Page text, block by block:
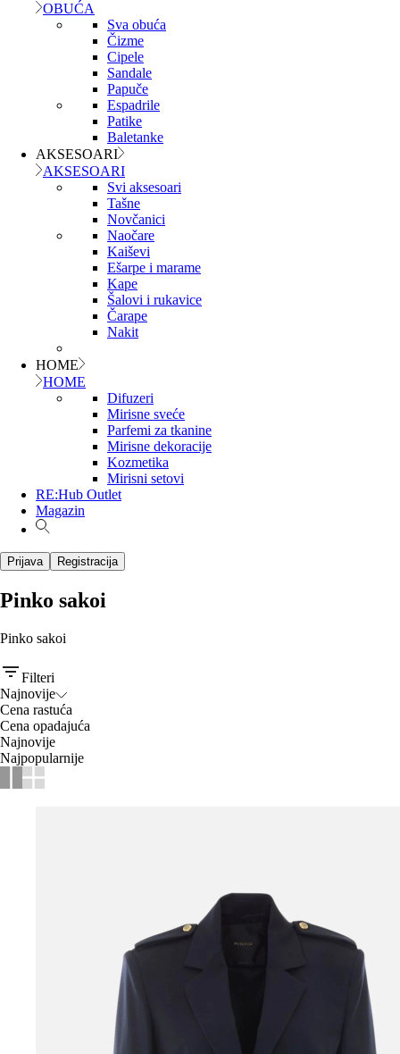
OBUĆA
Sva obuća
Čizme
Cipele
Sandale
Papuče
Espadrile
Patike
Baletanke
AKSESOARI
AKSESOARI
Svi aksesoari
Tašne
Novčanici
Naočare
Kaiševi
Ešarpe i marame
Kape
Šalovi i rukavice
Čarape
Nakit
HOME
HOME
Difuzeri
Mirisne sveće
Parfemi za tkanine
Mirisne dekoracije
Kozmetika
Mirisni setovi
RE:Hub Outlet
Magazin
Prijava Registracija
Pinko sakoi
Pinko sakoi
Filteri
Najnovije
Cena rastuća
Cena opadajuća
Najnovije
Najpopularnije